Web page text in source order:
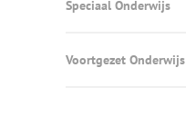
Speciaal Onderwijs
Voortgezet Onderwijs